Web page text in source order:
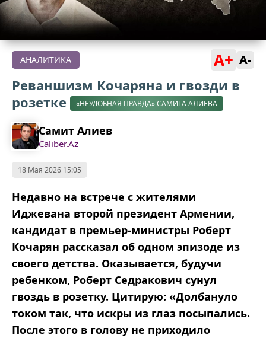
АНАЛИТИКА A+ A-
Реваншизм Кочаряна и гвозди в
розетке
«НЕУДОБНАЯ ПРАВДА» САМИТА АЛИЕВА
Самит Алиев
Caliber.Az
18 Мая 2026 15:05
Недавно на встрече с жителями
Иджевана второй президент Армении,
кандидат в премьер-министры Роберт
Кочарян рассказал об одном эпизоде из
своего детства. Оказывается, будучи
ребенком, Роберт Седракович сунул
гвоздь в розетку. Цитирую: «Долбануло
током так, что искры из глаз посыпались.
После этого в голову не приходило